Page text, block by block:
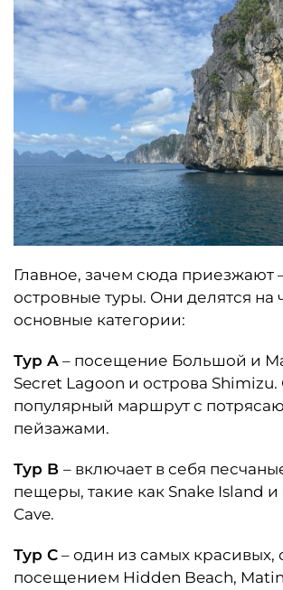
Главное, зачем сюда приезжают
островные туры. Они делятся на
основные категории:
Тур A – посещение Большой и
Secret Lagoon и острова
популярный маршрут с
пейзажами.
Тур B – включает в себя
пещеры, такие как Snake Island
Cave.
Тур C – один из самых красивых,
посещением Hidden Beach,